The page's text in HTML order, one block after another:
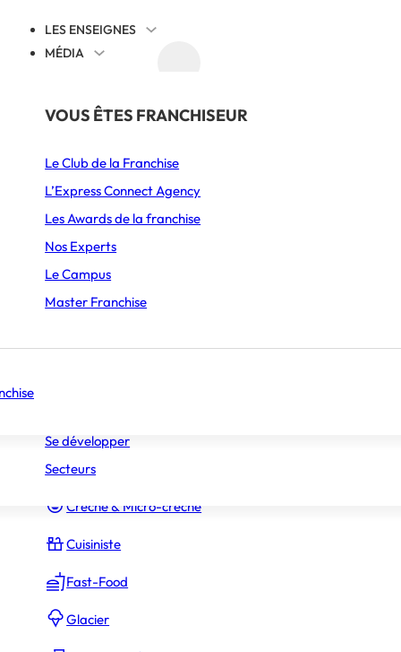
LES ENSEIGNES
PAR SECTEUR
Alimentation
Ameublement & Décoration
Automobile, Moto & Cycle
Beauté & Bien-être
Constructeur Piscines & Spas
Crèche & Micro-crèche
Cuisiniste
Fast-Food
Glacier
MÉDIA
THÉMATIQUES
Juridique
Cession reprise
International
Comprendre la franchise
S’implanter
Animation et communication
Se développer
Secteurs
VOUS ÊTES FRANCHISEUR
Le Club de la Franchise
L’Express Connect Agency
Les Awards de la franchise
Nos Experts
Le Campus
Master Franchise